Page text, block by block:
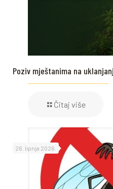
Poziv mještanima na
Čitaj više
26. lipnja 2026.